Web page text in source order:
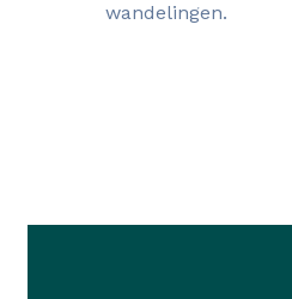
wandelingen.